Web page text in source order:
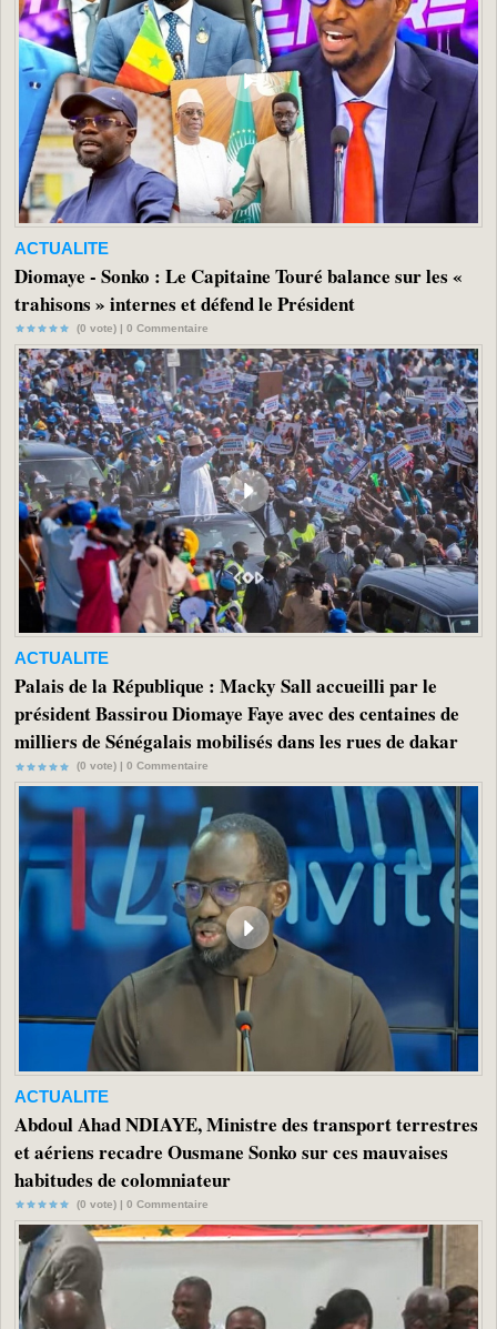
ACTUALITE
Diomaye - Sonko : Le Capitaine Touré balance sur les «
trahisons » internes et défend le Président
(0 vote) | 0 Commentaire
ACTUALITE
Palais de la République : Macky Sall accueilli par le
président Bassirou Diomaye Faye avec des centaines de
milliers de Sénégalais mobilisés dans les rues de dakar
(0 vote) | 0 Commentaire
ACTUALITE
Abdoul Ahad NDIAYE, Ministre des transport terrestres
et aériens recadre Ousmane Sonko sur ces mauvaises
habitudes de colomniateur
(0 vote) | 0 Commentaire